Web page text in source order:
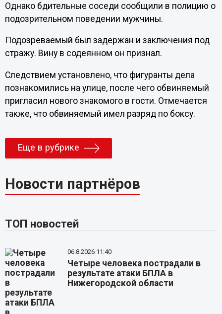
Однако бдительные соседи сообщили в полицию о
подозрительном поведении мужчины.
Подозреваемый был задержан и заключения под
стражу. Вину в содеянном он признал.
Следствием установлено, что фигуранты дела
познакомились на улице, после чего обвиняемый
пригласил нового знакомого в гости. Отмечается
также, что обвиняемый имел разряд по боксу.
Еще в рубрике
Новости партнёров
ТОП новостей
06.8.2026 11:40
Четыре человека пострадали в
результате атаки БПЛА в
Нижегородской области